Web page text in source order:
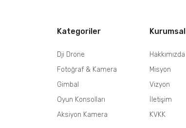
Kategoriler
Dji Drone
Fotoğraf & Kamera
Gimbal
Oyun Konsolları
Aksiyon Kamera
Kurumsal
Hakkımızda
Misyon
Vizyon
İletişim
KVKK